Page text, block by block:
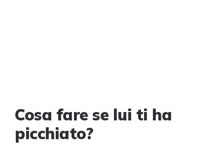
Cosa fare se lui ti ha
picchiato?